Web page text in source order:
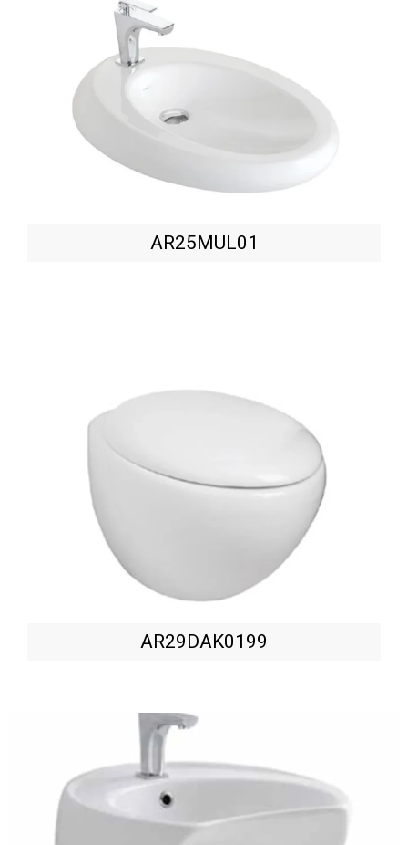
AR25MUL01
AR29DAK0199